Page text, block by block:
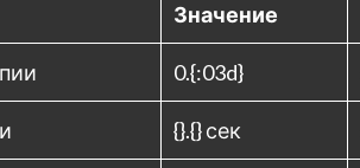
Значение
0.{:03d}
{}.{} сек